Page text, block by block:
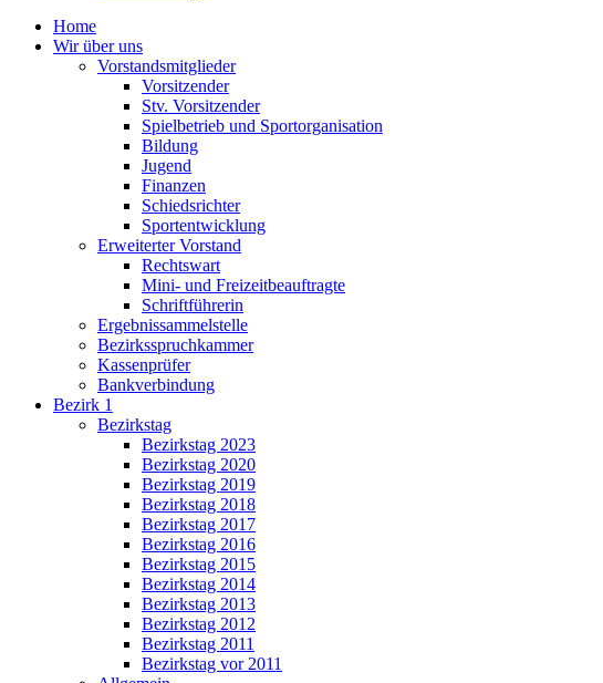
Home
Wir über uns
Vorstandsmitglieder
Vorsitzender
Stv. Vorsitzender
Spielbetrieb und Sportorganisation
Bildung
Jugend
Finanzen
Schiedsrichter
Sportentwicklung
Erweiterter Vorstand
Rechtswart
Mini- und Freizeitbeauftragte
Schriftführerin
Ergebnissammelstelle
Bezirksspruchkammer
Kassenprüfer
Bankverbindung
Bezirk 1
Bezirkstag
Bezirkstag 2023
Bezirkstag 2020
Bezirkstag 2019
Bezirkstag 2018
Bezirkstag 2017
Bezirkstag 2016
Bezirkstag 2015
Bezirkstag 2014
Bezirkstag 2013
Bezirkstag 2012
Bezirkstag 2011
Bezirkstag vor 2011